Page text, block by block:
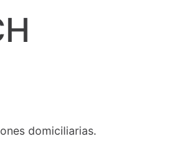
domiciliarias.